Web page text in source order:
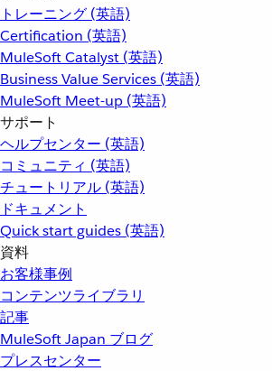
トレーニング (英語)
Certification (英語)
MuleSoft Catalyst (英語)
Business Value Services (英語)
MuleSoft Meet-up (英語)
サポート
ヘルプセンター (英語)
コミュニティ (英語)
チュートリアル (英語)
ドキュメント
Quick start guides (英語)
資料
お客様事例
コンテンツライブラリ
記事
MuleSoft Japan ブログ
プレスセンター